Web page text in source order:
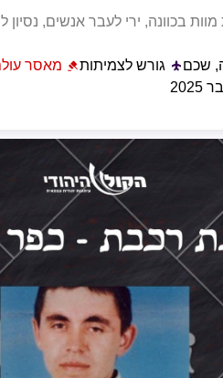
בכוונה, ירי לעבר אנשים,
שכם
גורש לצמיתות מאסר